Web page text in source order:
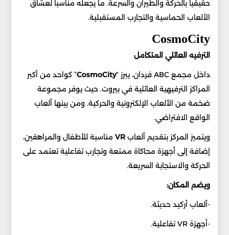
حقيقياً بالحركة والطيران والسرعة. ما يجعله مناسباً لعشاق
الألعاب الحماسية والتجارب المستقبلية.
CosmoCity
الترفيه العائلي المتكامل
داخل مجمع ABC فردان، يبرز “ CosmoCity” كواحد من أكبر
المراكز الترفيهية العائلية في بيروت. حيث يوفر مجموعة
ضخمة من الألعاب الإلكترونية والحركية. ومن بينها ألعاب
الواقع الافتراضي.
ويتميز المركز بتقديم ألعابVR مناسبة للأطفال والمراهقين،
إضافة إلى أجهزة محاكاة ممتعة وتجارب تفاعلية تعتمد على
الحركة والاستجابة السريعة.
ويضم المكان:
-ألعاب أركيد حديثة.
-أجهزة VR تفاعلية.